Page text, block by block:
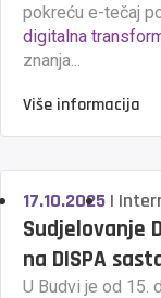
pokreću e-tečaj
digitalna
znanja...
Više informacija
17.10.2025 |
Sudjelovanje
na DISPA
U Budvi je od 15.